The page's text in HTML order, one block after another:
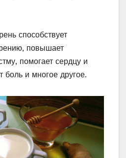
способствует
повышает
помогает сердцу и
боль и многое другое.